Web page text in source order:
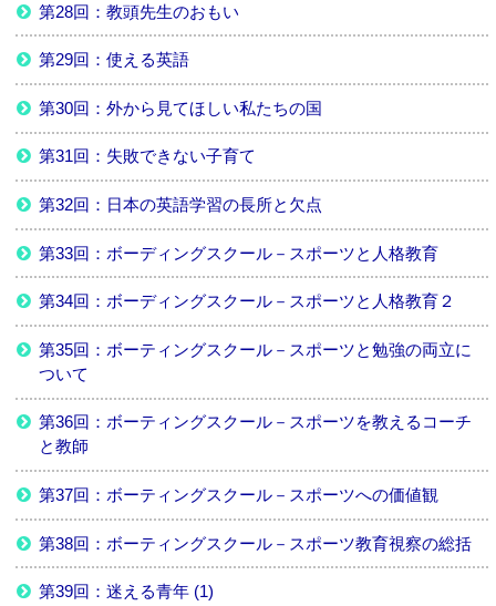
第28回：教頭先生のおもい
第29回：使える英語
第30回：外から見てほしい私たちの国
第31回：失敗できない子育て
第32回：日本の英語学習の長所と欠点
第33回：ボーディングスクール－スポーツと人格教育
第34回：ボーディングスクール－スポーツと人格教育２
第35回：ボーティングスクール－スポーツと勉強の両立に
ついて
第36回：ボーティングスクール－スポーツを教えるコーチ
と教師
第37回：ボーティングスクール－スポーツへの価値観
第38回：ボーティングスクール－スポーツ教育視察の総括
第39回：迷える青年 (1)